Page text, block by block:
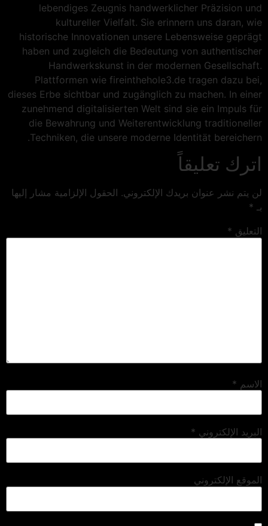
lebendiges Zeugnis handwerklicher Präzision und
kultureller Vielfalt. Sie erinnern uns daran, wie
historische Innovationen unsere Lebensweise geprägt
haben und zugleich die Bedeutung von authentischer
Handwerkskunst in der modernen Gesellschaft.
Plattformen wie fireinthehole3.de tragen dazu bei,
dieses Erbe sichtbar und zugänglich zu machen. In einer
zunehmend digitalisierten Welt sind sie ein Impuls für
die Bewahrung und Weiterentwicklung traditioneller
Techniken, die unsere moderne Identität bereichern.
اترك تعليقاً
لن يتم نشر عنوان بريدك الإلكتروني. الحقول الإلزامية مشار إليها
بـ *
التعليق *
الاسم *
البريد الإلكتروني *
الموقع الإلكتروني